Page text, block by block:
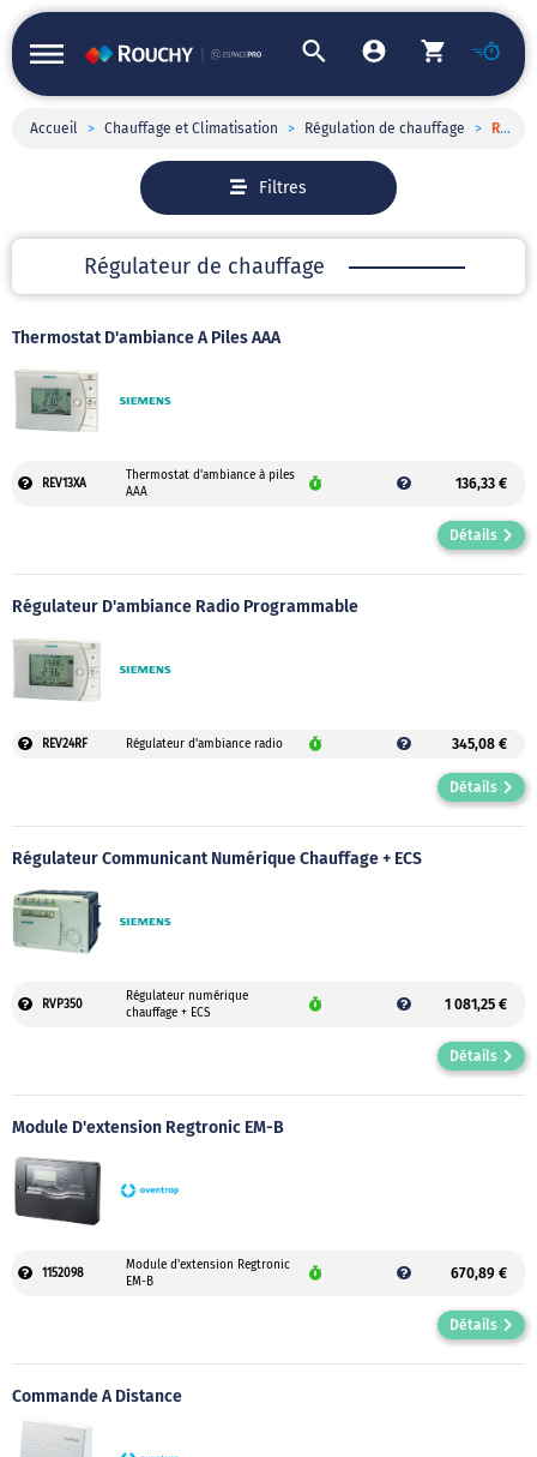
Accueil > Chauffage et Climatisation > Régulation de chauffage > Régulateur de chauffage
Filtres
Régulateur de chauffage
Thermostat D'ambiance À Piles AAA
REV13XA
Thermostat d'ambiance à piles
AAA
136,33 €
Détails
Régulateur D'ambiance Radio Programmable
REV24RF Régulateur d'ambiance radio 345,08 €
Détails
Régulateur Communicant Numérique Chauffage + ECS
RVP350
Régulateur numérique
chauffage + ECS
1 081,25 €
Détails
Module D'extension Regtronic EM-B
1152098
Module d'extension Regtronic
EM-B
670,89 €
Détails
Commande À Distance